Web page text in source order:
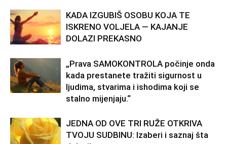
KADA IZGUBIŠ OSOBU KOJA TE
ISKRENO VOLJELA — KAJANJE
DOLAZI PREKASNO
„Prava SAMOKONTROLA počinje onda
kada prestanete tražiti sigurnost u
ljudima, stvarima i ishodima koji se
stalno mijenjaju.“
JEDNA OD OVE TRI RUŽE OTKRIVA
TVOJU SUDBINU: Izaberi i saznaj šta